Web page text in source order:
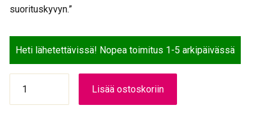
suorituskyvyn.”
Heti lähetettävissä! Nopea toimitus 1-5 arkipäivässä
BETO
ALU
Lisää ostoskoriin